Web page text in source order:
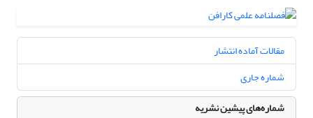
مقالات آماده انتشار
شماره جاری
شماره‌های پیشین نشریه